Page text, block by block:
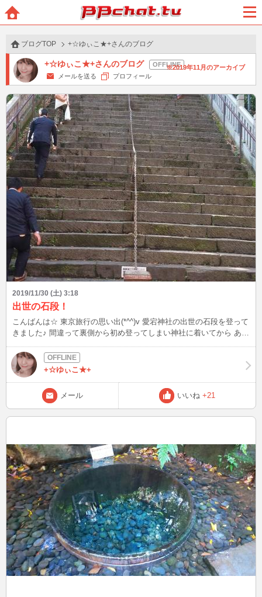
BBchatTV
ブログTOP +☆ゆぃこ★+さんのブログ
+☆ゆぃこ★+さんのブログ
2019年11月のアーカイブ
メールを送る
プロフィール
2019/11/30 (土) 3:18
出世の石段！
こんばんは☆ 東京旅行の思い出(*^^)v 愛宕神社の出世の石段を登って
きました♪ 間違って裏側から初め登ってしまい神社に着いてから あぁ
で、1度降りて 頑張って出世の石段を登り直しました(;'∀') ふぅ～ 達
成感！
+☆ゆぃこ★+
メール いいね +21